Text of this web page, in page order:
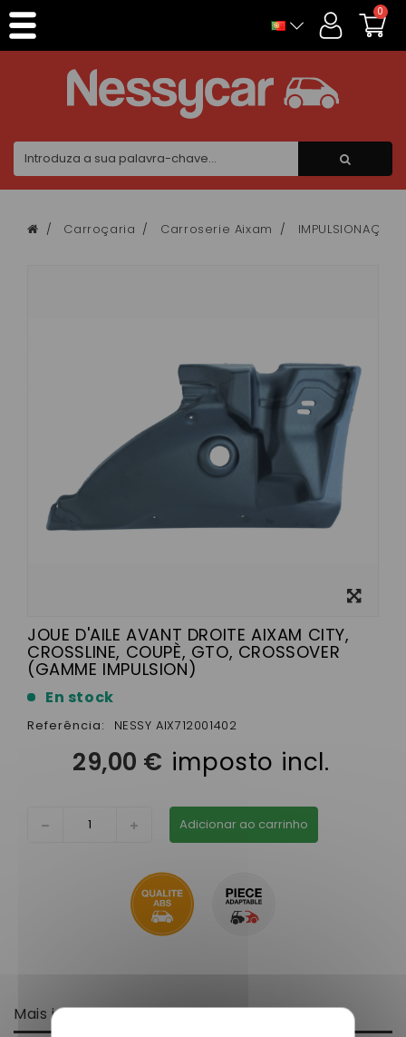
0
Carroçaria Carroserie Aixam IMPULSIONAÇÃO
JOUE D'AILE AVANT DROITE AIXAM CITY,
CROSSLINE, COUPÈ, GTO, CROSSOVER
(GAMME IMPULSION)
En stock
Referência: NESSY AIX712001402
29,00 € imposto incl.
Adicionar ao carrinho
Mais informação
Painel de Gerenciamento de Cookies